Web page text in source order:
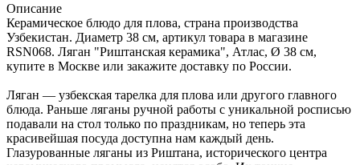
Описание
Керамическое блюдо для плова, страна производства
Узбекистан. Диаметр 38 см, артикул товара в магазине
RSN068. Ляган "Риштанская керамика", Атлас, Ø 38 см,
купите в Москве или закажите доставку по России.
Ляган — узбекская тарелка для плова или другого главного
блюда. Раньше ляганы ручной работы с уникальной росписью
подавали на стол только по праздникам, но теперь эта
красивейшая посуда доступна нам каждый день.
Глазурованные ляганы из Риштана, исторического центра